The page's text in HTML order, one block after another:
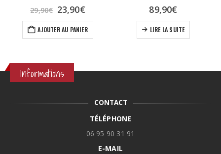
29,90€ Le
prix
initial
était :
23,90€Le
prix
actuel
est :
AJOUTER AU PANIER
89,90€
LIRE LA SUITE
Informations
CONTACT
TÉLÉPHONE
06 95 90 31 91
E-MAIL